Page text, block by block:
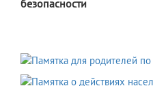
безопасности